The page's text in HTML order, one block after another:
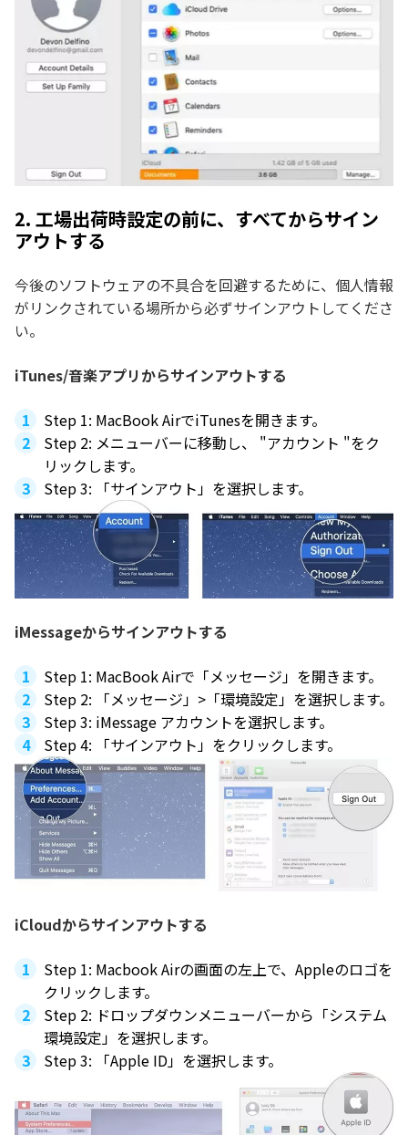
2. 工場出荷時設定の前に、すべてからサイン
アウトする
今後のソフトウェアの不具合を回避するために、個人情報
がリンクされている場所から必ずサインアウトしてくださ
い。
iTunes/音楽アプリからサインアウトする
Step 1: MacBook AirでiTunesを開きます。
Step 2: メニューバーに移動し、 "アカウント "をク
リックします。
Step 3: 「サインアウト」を選択します。
iMessageからサインアウトする
Step 1: MacBook Airで「メッセージ」を開きます。
Step 2: 「メッセージ」>「環境設定」を選択します。
Step 3: iMessage アカウントを選択します。
Step 4: 「サインアウト」をクリックします。
iCloudからサインアウトする
Step 1: Macbook Airの画面の左上で、Appleのロゴを
クリックします。
Step 2: ドロップダウンメニューバーから「システム
環境設定」を選択します。
Step 3: 「Apple ID」を選択します。